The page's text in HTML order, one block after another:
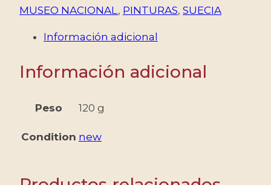
MUSEO
DE
-
MUSEO NACIONAL , PINTURAS, SUECIA
Información adicional
Información adicional
Peso 120 g
Condition new